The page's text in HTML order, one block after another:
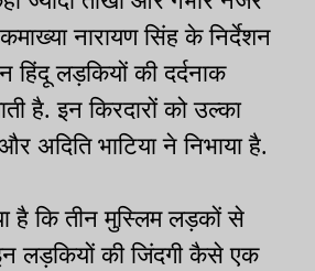
नारायण सिंह के निर्देशन
हिंदू लड़कियों की दर्दनाक
है. इन किरदारों को उल्का
अदिति भाटिया ने निभाया है.
है कि तीन मुस्लिम लड़कों से
लड़कियों की जिंदगी कैसे एक